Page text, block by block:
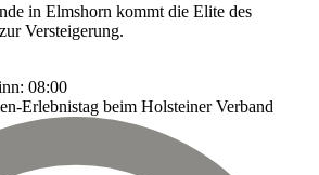
in Elmshorn kommt die Elite des
Versteigerung.
08:00
Erlebnistag beim Holsteiner Verband